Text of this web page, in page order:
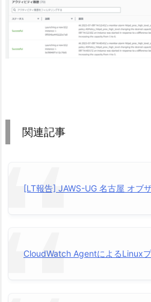
関連記事
[LT報告] JAWS-UG 名古屋 オブ
CloudWatch AgentによるLinux